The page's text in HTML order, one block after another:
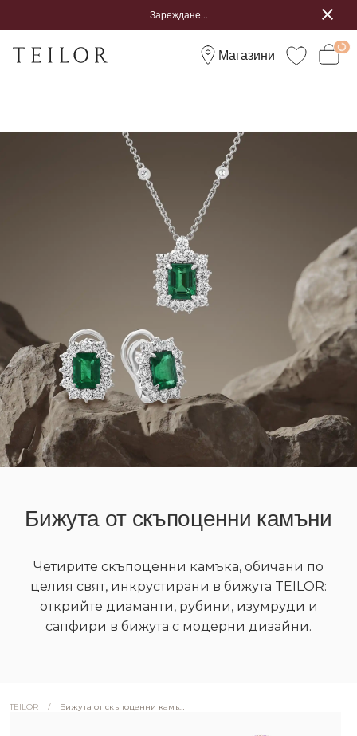
Зареждане...
Магазини
Бижута от скъпоценни камъни
Четирите скъпоценни камъка, обичани по
целия свят, инкрустирани в бижута TEILOR:
открийте диаманти, рубини, изумруди и
сапфири в бижута с модерни дизайни.
TEILOR / Бижута от скъпоценни камъни